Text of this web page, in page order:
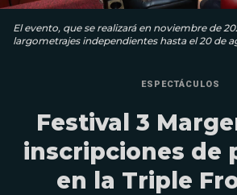
El evento, que se realizará en noviembre de
largometrajes independientes hasta el 20 de
ESPECTÁCULOS
Festival 3
inscripciones de
en la Triple